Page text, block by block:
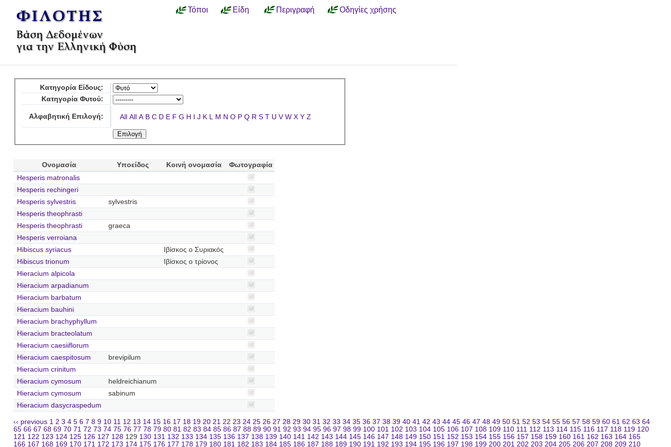
Τόποι Είδη Περιγραφή Οδηγίες χρήσης
Κατηγορία Είδους:
Κατηγορία Φυτού:
Αλφαβητική Επιλογή: All All A B C D E F G H I J K L M N O P Q R S T U V W X Y Z
Ονομασία Υποείδος Κοινή ονομασία
Φωτογραφία
Hesperis matronalis
Hesperis rechingeri
Hesperis sylvestris
sylvestris
Hesperis theophrasti
Hesperis theophrasti
graeca
Hesperis verroiana
Hibiscus syriacus
Ιβίσκος ο Συριακός
Hibiscus trionum
Ιβίσκος ο τρίονος
Hieracium alpicola
Hieracium arpadianum
Hieracium barbatum
Hieracium bauhini
Hieracium brachyphyllum
Hieracium bracteolatum
Hieracium caesiiflorum
Hieracium caespitosum
brevipilum
Hieracium crinitum
Hieracium cymosum
heldreichianum
Hieracium cymosum
sabinum
Hieracium dasycraspedum
‹‹ previous 1 2 3 4 5 6 7 8 9 10 11 12 13 14 15 16 17 18 19 20 21 22 23 24 25 26 27 28 29 30 31 32 33 34 35 36 37 38 39 40 41 42 43 44 45 46 47 48 49 50 51 52 53 54 55 56 57 58 59 60 61 62 63 64
65 66 67 68 69 70 71 72 73 74 75 76 77 78 79 80 81 82 83 84 85 86 87 88 89 90 91 92 93 94 95 96 97 98 99 100 101 102 103 104 105 106 107 108 109 110 111 112 113 114 115 116 117 118 119 120
121 122 123 124 125 126 127 128 129 130 131 132 133 134 135 136 137 138 139 140 141 142 143 144 145 146 147 148 149 150 151 152 153 154 155 156 157 158 159 160 161 162 163 164 165
166 167 168 169 170 171 172 173 174 175 176 177 178 179 180 181 182 183 184 185 186 187 188 189 190 191 192 193 194 195 196 197 198 199 200 201 202 203 204 205 206 207 208 209 210